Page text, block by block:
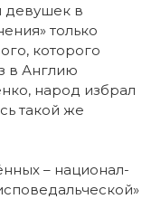
девушек в
только
которого
в Англию
народ избрал
такой же
– национал-